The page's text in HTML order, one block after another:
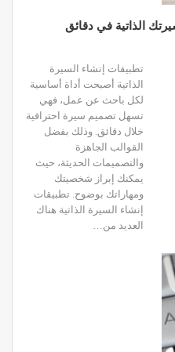
الذاتية في دقائق
تطبيقات إنشاء السيرة
الذاتية أصبحت أداة أساسية
لكل باحث عن عمل، فهي
تسهل تصميم سيرة احترافية
خلال دقائق. وذلك بفضل
القوالب الجاهزة
والتصميمات الحديثة، حيث
يمكنك إبراز شخصيتك
ومهاراتك بوضوح. تطبيقات
إنشاء السيرة الذاتية هناك
العديد من…